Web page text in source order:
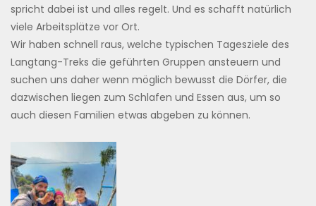
spricht dabei ist und alles regelt. Und es schafft natürlich
viele Arbeitsplätze vor Ort.
Wir haben schnell raus, welche typischen Tagesziele des
Langtang-Treks die geführten Gruppen ansteuern und
suchen uns daher wenn möglich bewusst die Dörfer, die
dazwischen liegen zum Schlafen und Essen aus, um so
auch diesen Familien etwas abgeben zu können.